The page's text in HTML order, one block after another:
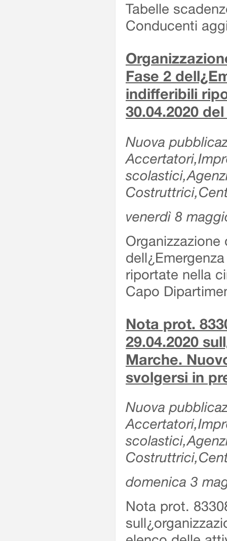
Tabelle
Conducenti
Fase 2
indifferibili
30.04.2020
Nuova
venerdì 8
riportate nella
Capo
Nota prot.
29.04.2020
Marche.
svolgersi in
Nuova
domenica 3
Nota prot.